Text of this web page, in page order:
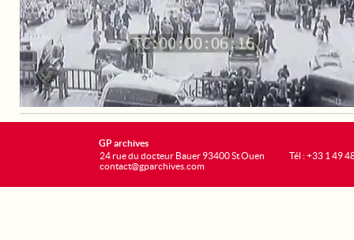
GP archives
24 rue du docteur Bauer 93400 St Ouen
contact@gparchives.com
Tél : +33 1 49